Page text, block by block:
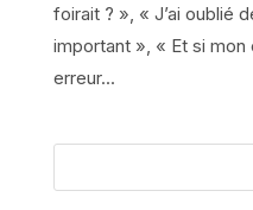
foirait ? », « J’ai oublié
important », « Et si
erreur...